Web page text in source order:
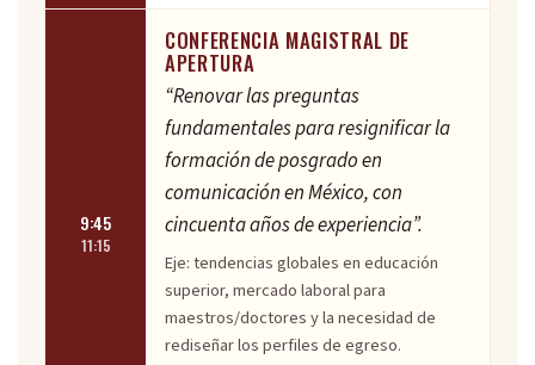
9:45
11:15
CONFERENCIA MAGISTRAL DE
APERTURA
“Renovar las preguntas
fundamentales para resignificar la
formación de posgrado en
comunicación en México, con
cincuenta años de experiencia”.
Eje: tendencias globales en educación
superior, mercado laboral para
maestros/doctores y la necesidad de
rediseñar los perfiles de egreso.